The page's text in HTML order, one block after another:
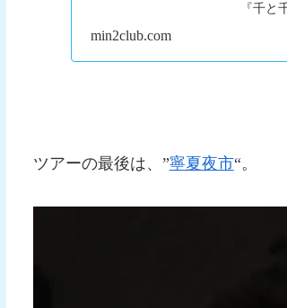
『千
min2club.com
ツアーの最後は、”寧夏夜市“。